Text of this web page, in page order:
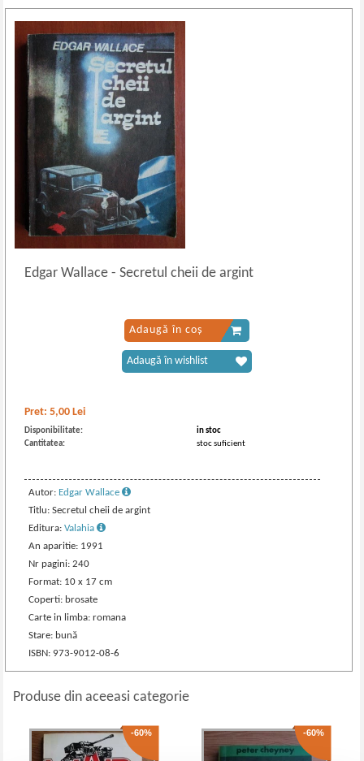
Edgar Wallace- Secretul cheii de argint
Pret:5,00 Lei
Disponibilitate:
in stoc
Cantitatea:
stoc suficient
Autor: Edgar Wallace
Titlu: Secretul cheii de argint
Editura:Valahia
An aparitie: 1991
Nr pagini: 240
Format: 10 x 17 cm
Coperti: brosate
Carte in limba: romana
Stare: bună
ISBN: 973-9012-08-6
Adaugă în coș
Adaugă în wishlist
Produse din aceeasi categorie
-60% -60%